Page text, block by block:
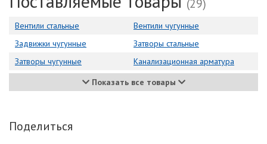
(29)
Вентили стальные
Вентили чугунные
Задвижки чугунные
Затворы стальные
Затворы чугунные
Канализационная арматура
Показать все товары
Поделиться